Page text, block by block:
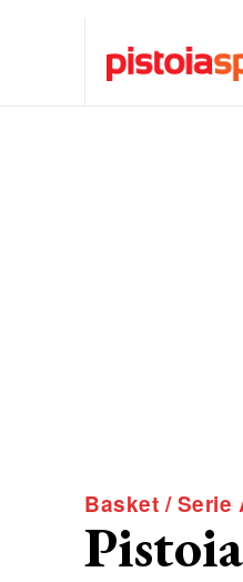
Basket / Serie